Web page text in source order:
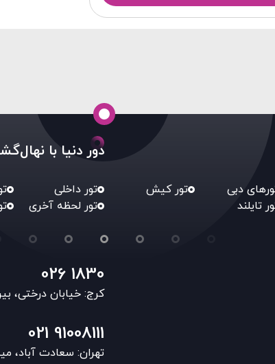
دبی
تور کیش
تایلند
دور دنیا با
تور داخلی
تور لحظه آخری
026 1830
کرج: خیابان درختی،
021 91008111
تهران: سعادت آباد،